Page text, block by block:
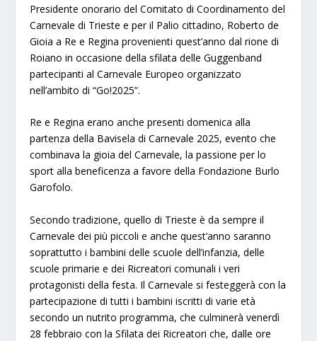
Presidente onorario del Comitato di Coordinamento del
Carnevale di Trieste e per il Palio cittadino, Roberto de
Gioia a Re e Regina provenienti quest’anno dal rione di
Roiano in occasione della sfilata delle Guggenband
partecipanti al Carnevale Europeo organizzato
nell’ambito di “Go!2025”.
Re e Regina erano anche presenti domenica alla
partenza della Bavisela di Carnevale 2025, evento che
combinava la gioia del Carnevale, la passione per lo
sport alla beneficenza a favore della Fondazione Burlo
Garofolo.
Secondo tradizione, quello di Trieste è da sempre il
Carnevale dei più piccoli e anche quest’anno saranno
soprattutto i bambini delle scuole dell’infanzia, delle
scuole primarie e dei Ricreatori comunali i veri
protagonisti della festa. Il Carnevale si festeggerà con la
partecipazione di tutti i bambini iscritti di varie età
secondo un nutrito programma, che culminerà venerdì
28 febbraio con la Sfilata dei Ricreatori che, dalle ore